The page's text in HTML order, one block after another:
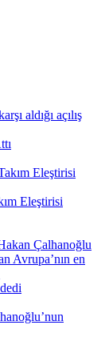
Eleştirisi